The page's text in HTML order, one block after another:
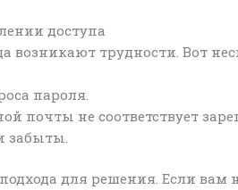
доступа
возникают трудности. Вот
пароля.
почты не соответствует
забыты.
для решения. Если